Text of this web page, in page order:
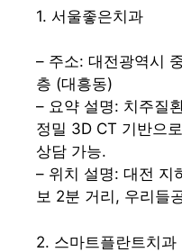
1. 서울좋은치과
– 주소: 대전광역시
층 (대흥동)
– 요약 설명: 치주질
정밀 3D CT 기반으
상담 가능.
– 위치 설명: 대전 지
보 2분 거리, 우리들
2. 스마트플란트치과